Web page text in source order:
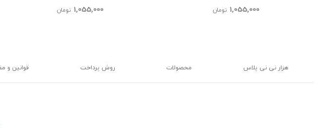
kids
1,055,000 تومان
kids
1,055,000 تومان
هزار نی نی پلاس محصولات روش پرداخت قوانین و